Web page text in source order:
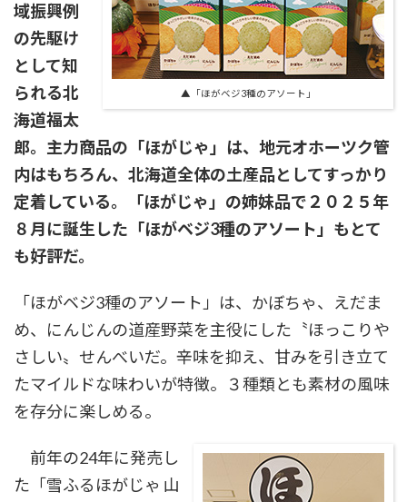
▲「ほがベジ3種のアソート」
域振興例
の先駆け
として知
られる北
海道福太
郎。主力商品の「ほがじゃ」は、地元オホーツク管
内はもちろん、北海道全体の土産品としてすっかり
定着している。「ほがじゃ」の姉妹品で２０２５年
８月に誕生した「ほがベジ3種のアソート」もとて
も好評だ。
「ほがベジ3種のアソート」は、かぼちゃ、えだま
め、にんじんの道産野菜を主役にした〝ほっこりや
さしい〟せんべいだ。辛味を抑え、甘みを引き立て
たマイルドな味わいが特徴。３種類とも素材の風味
を存分に楽しめる。
前年の24年に発売し
た「雪ふるほがじゃ 山